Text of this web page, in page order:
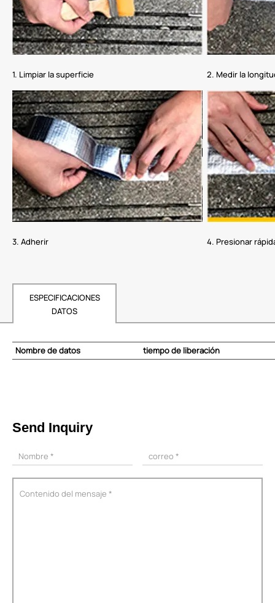
1. Limpiar la superficie 2. Medir la
3. Adherir 4. Presionar
ESPECIFICACIONES
DATOS
Nombre de datos tiempo de liberación
Send Inquiry